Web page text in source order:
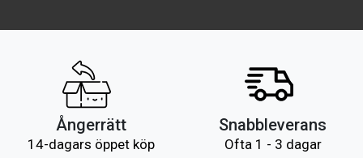
Ångerrätt
14-dagars öppet köp
Snabbleverans
Ofta 1 - 3 dagar